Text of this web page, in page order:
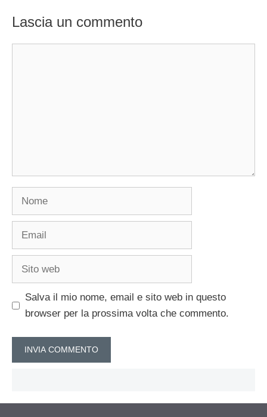
Lascia un commento
Nome
Email
Sito
Salva il mio nome, email e sito web in questo
browser per la prossima volta che commento.